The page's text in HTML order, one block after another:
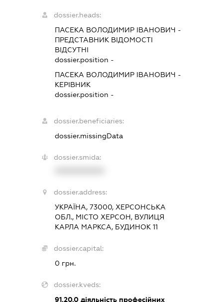
dossier.heads:
ПАСЕКА ВОЛОДИМИР ІВАНОВИЧ -
ПРЕДСТАВНИК ВІДОМОСТІ
ВІДСУТНІ
dossier.position -
ПАСЕКА ВОЛОДИМИР ІВАНОВИЧ -
КЕРІВНИК
dossier.position -
dossier.beneficiaries:
dossier.missingData
dossier.smida:
dossier.address:
УКРАЇНА, 73000, ХЕРСОНСЬКА
ОБЛ., МІСТО ХЕРСОН, ВУЛИЦЯ
КАРЛА МАРКСА, БУДИНОК 11
dossier.capital:
0 грн.
dossier.kveds:
91.20.0діяльність професійних